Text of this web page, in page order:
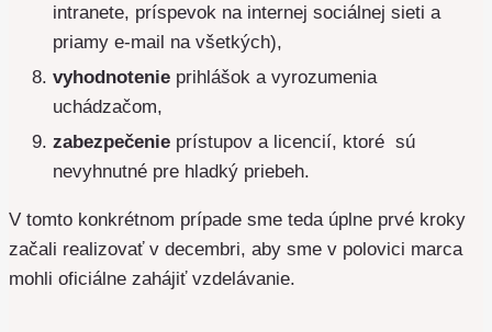
intranete, príspevok na internej sociálnej sieti a
priamy e-mail na všetkých),
vyhodnotenie prihlášok a vyrozumenia
uchádzačom,
zabezpečenie prístupov a licencií, ktoré sú
nevyhnutné pre hladký priebeh.
V tomto konkrétnom prípade sme teda úplne prvé kroky
začali realizovať v decembri, aby sme v polovici marca
mohli oficiálne zahájiť vzdelávanie.